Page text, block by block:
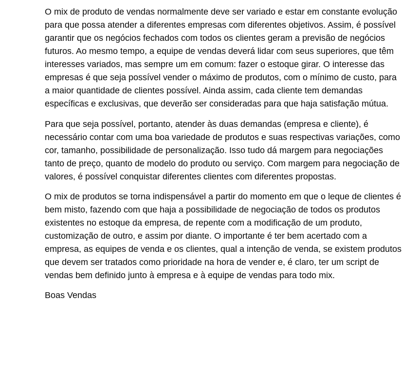
O mix de produto de vendas normalmente deve ser variado e estar em constante evolução
para que possa atender a diferentes empresas com diferentes objetivos. Assim, é possível
garantir que os negócios fechados com todos os clientes geram a previsão de negócios
futuros. Ao mesmo tempo, a equipe de vendas deverá lidar com seus superiores, que têm
interesses variados, mas sempre um em comum: fazer o estoque girar. O interesse das
empresas é que seja possível vender o máximo de produtos, com o mínimo de custo, para
a maior quantidade de clientes possível. Ainda assim, cada cliente tem demandas
específicas e exclusivas, que deverão ser consideradas para que haja satisfação mútua.
Para que seja possível, portanto, atender às duas demandas (empresa e cliente), é
necessário contar com uma boa variedade de produtos e suas respectivas variações, como
cor, tamanho, possibilidade de personalização. Isso tudo dá margem para negociações
tanto de preço, quanto de modelo do produto ou serviço. Com margem para negociação de
valores, é possível conquistar diferentes clientes com diferentes propostas.
O mix de produtos se torna indispensável a partir do momento em que o leque de clientes é
bem misto, fazendo com que haja a possibilidade de negociação de todos os produtos
existentes no estoque da empresa, de repente com a modificação de um produto,
customização de outro, e assim por diante. O importante é ter bem acertado com a
empresa, as equipes de venda e os clientes, qual a intenção de venda, se existem produtos
que devem ser tratados como prioridade na hora de vender e, é claro, ter um script de
vendas bem definido junto à empresa e à equipe de vendas para todo mix.
Boas Vendas